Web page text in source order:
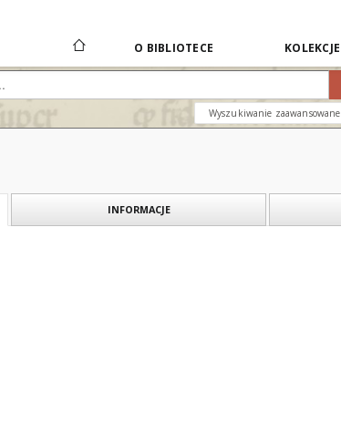
O BIBLIOTECE KOLEKCJE
Wyszukiwanie zaawansowane
INFORMACJE